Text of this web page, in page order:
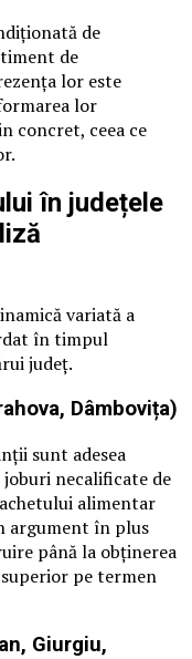
de
de
lor este
lor
concret, ceea ce
în județele
variată a
în timpul
județ.
Dâmbovița)
sunt adesea
necalificate de
alimentar
argument în plus
până la obținerea
pe termen
Giurgiu,